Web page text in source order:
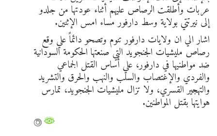
عربات وأطلقت الرصاص عليهم أثناء عودتها من جلدو
إلى نيرتتي بولاية وسط دارفور مساء امس الإثنين.
اشار الي ان ولايات دارفور تنوم وتصحو دائماً علي وقع
رصاص مليشيات الجنجويد التي صنعتها الحكومة السودانية
ضد مواطنيها في دارفور، علي أساس القتل الجماعي
والفردي والإغتصاب والسلب والنهب والحرق والتشريد
والتهجير القسري، ولا تزال مليشيات الجنجويد، تمارس
هوايتها بقتل المواطنين.